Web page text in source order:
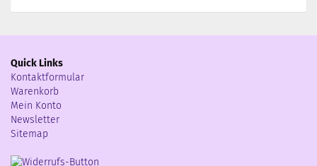
Quick Links
Kontaktformular
Warenkorb
Mein Konto
Newsletter
Sitemap